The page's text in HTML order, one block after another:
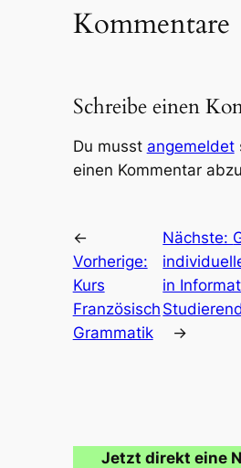
Kommentare
Schreibe einen
Du musst angemeldet
einen Kommentar
←
Vorherige:
Kurs
Französisch
Grammatik
Nächste:
in
→
Jetzt direkt eine